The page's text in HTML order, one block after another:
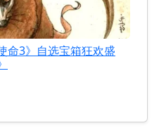
命3》自选宝箱狂欢盛